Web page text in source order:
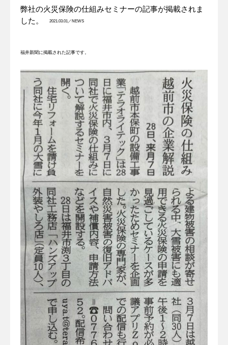
弊社の火災保険の仕組みセミナーの記事が掲載されま
した。
2021.03.01／ NEWS
福井新聞に掲載された記事です。